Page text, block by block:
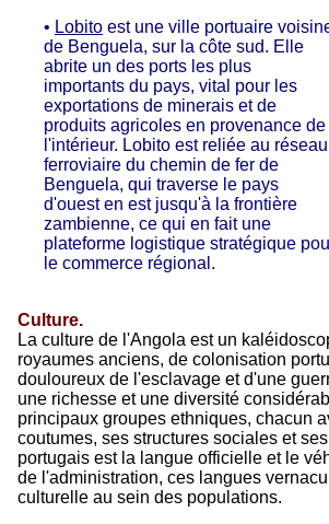
• Lobito est une ville portuaire
de Benguela, sur la côte sud. Elle
abrite un des ports les plus
importants du pays, vital pour les
exportations de minerais et de
produits agricoles en provenance de
l'intérieur. Lobito est reliée au réseau
ferroviaire du chemin de fer de
Benguela, qui traverse le pays
d'ouest en est jusqu'à la frontière
zambienne, ce qui en fait une
plateforme logistique stratégique
le commerce régional.
Culture.
La culture de l'Angola est un
royaumes anciens, de colonisation
douloureux de l'esclavage et d'une
une richesse et une diversité
principaux groupes ethniques, chacun
coutumes, ses structures sociales et
portugais est la langue officielle et le
de l'administration, ces langues
culturelle au sein des populations.